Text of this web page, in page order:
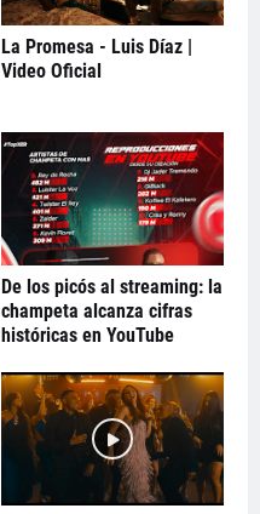
La Promesa - Luis Díaz |
Video Oficial
De los picós al streaming: la
champeta alcanza cifras
históricas en YouTube